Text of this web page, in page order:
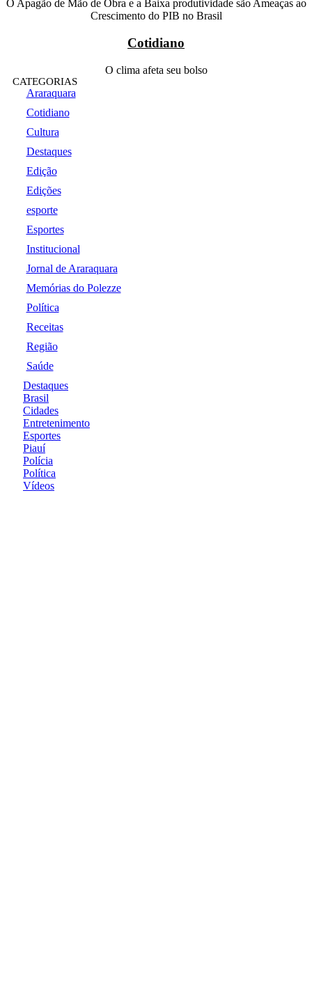
O Apagão de Mão de Obra e a Baixa produtividade são Ameaças ao
Crescimento do PIB no Brasil
Cotidiano
O clima afeta seu bolso
CATEGORIAS
Araraquara
Cotidiano
Cultura
Destaques
Edição
Edições
esporte
Esportes
Institucional
Jornal de Araraquara
Memórias do Polezze
Política
Receitas
Região
Saúde
Destaques
Brasil
Cidades
Entretenimento
Esportes
Piauí
Polícia
Política
Vídeos